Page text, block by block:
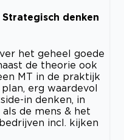
denken
het geheel goede
de theorie ook
MT in de praktijk
erg waardevol
in denken, in
de mens & het
incl. kijken